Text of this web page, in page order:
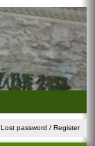
Lost password / Register